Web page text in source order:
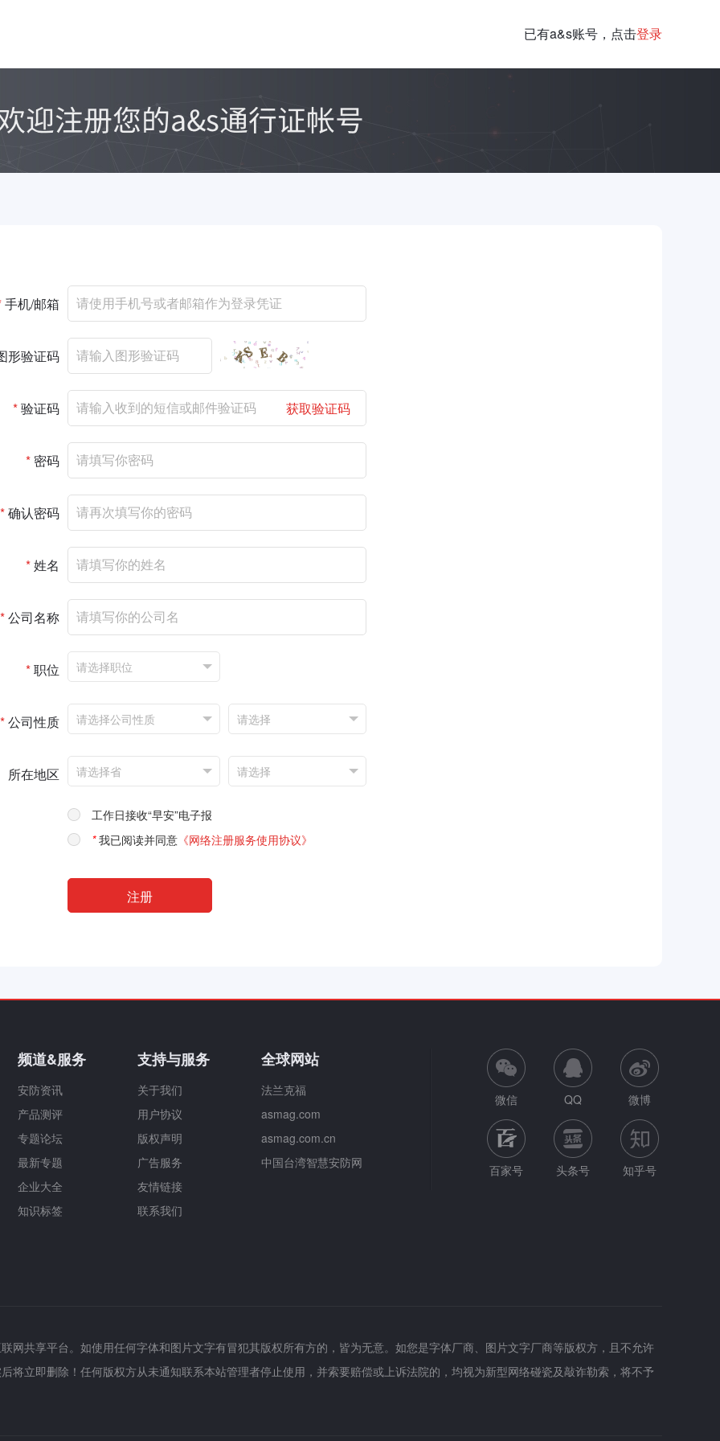
已有a&s账号，点击登录
手机/邮箱
形验证码
*验证码 获取验证码
* 密码
*确认密码
*姓名
*公司名称
*职位
*公司性质
所在地区
工作日接收“早安”电子报
*我已阅读并同意 《网络注册服务使用协议》
频道&服务
安防资讯
产品测评
专题论坛
最新专题
企业大全
知识标签
支持与服务
关于我们
用户协议
版权声明
广告服务
友情链接
联系我们
全球网站
法兰克福
asmag.com
asmag.com.cn
中国台湾智慧安防网
微信 QQ 微博
百家号 头条号 知乎号
网共享平台。如使用任何字体和图片文字有冒犯其版权所有方的，皆为无意。如您是字体厂商、图片文字厂商等版权方，且不允许
将立即删除！任何版权方从未通知联系本站管理者停止使用，并索要赔偿或上诉法院的，均视为新型网络碰瓷及敲诈勒索，将不予